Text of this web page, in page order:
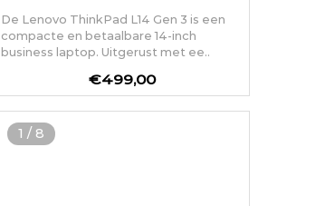
De Lenovo ThinkPad L14 Gen 3 is een
compacte en betaalbare 14-inch
business laptop. Uitgerust met ee..
€499,00
1 / 8